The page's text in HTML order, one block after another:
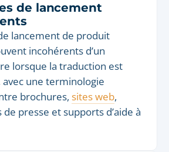
de lancement
lancement de produit
incohérents d’un
lorsque la traduction est
une terminologie
brochures, sites web,
presse et supports d’aide à